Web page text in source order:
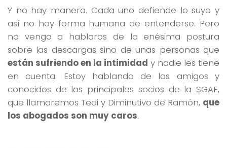
Y no hay manera. Cada uno defiende lo suyo y
así no hay forma humana de entenderse. Pero
no vengo a hablaros de la enésima postura
sobre las descargas sino de unas personas que
están sufriendo en la intimidad y nadie les tiene
en cuenta. Estoy hablando de los amigos y
conocidos de los principales socios de la SGAE,
que llamaremos Tedi y Diminutivo de Ramón, que
los abogados son muy caros.